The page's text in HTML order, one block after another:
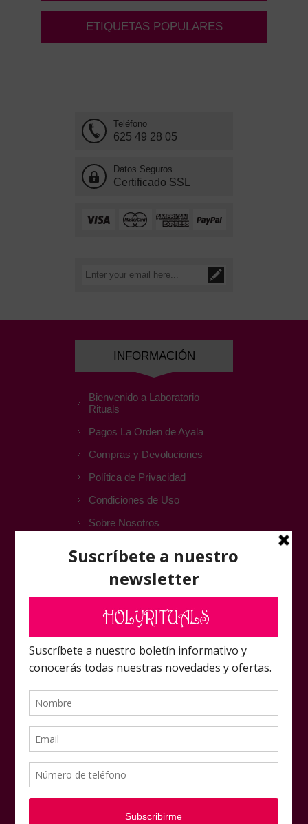
ETIQUETAS POPULARES
Teléfono
625 49 28 05
Datos Seguros
Certificado SSL
INFORMACIÓN
Bienvenido a Laboratorio
Rituals
Pagos La Orden de Ayala
Compras y Devoluciones
Política de Privacidad
Condiciones de Uso
Sobre Nosotros
ATENCIÓN AL CLIENTE
FAQ
Foro Amigos Laboratorio
Rituals
NUESTRAS OFERTAS
Mi cuenta
Pedidos
Direcciones